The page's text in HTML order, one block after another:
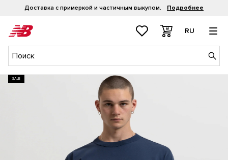
Доставка с примеркой и частичным выкупом. Подробнее
RU
SALE